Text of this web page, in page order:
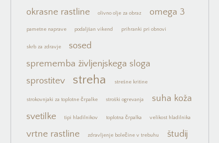
okrasne rastline olivno olje za obraz omega 3
pametne naprave podaljšan vikend prihranki pri obnovi
skrb za zdravje
sosed
sprememba življenjskega sloga
sprostitev
streha strešne kritine
strokovnjaki za toplotne črpalke stroški ogrevanja
suha koža
svetilke
tipi hladilnikov toplotna črpalka velikost hladilnika
vrtne rastline zdravljenje bolečine v trebuhu študij